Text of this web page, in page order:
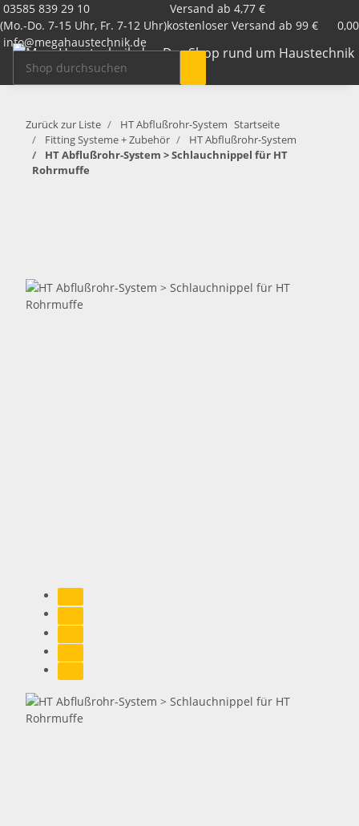
03585 839 29 10
(Mo.-Do. 7-15 Uhr, Fr. 7-12 Uhr)
info@megahaustechnik.de
Versand ab 4,77 €
kostenloser Versand ab 99 €
Zurück zur Liste HT Abflußrohr-System Startseite
Fitting Systeme + Zubehör
HT Abflußrohr-System
HT Abflußrohr-System > Schlauchnippel für HT
Rohrmuffe